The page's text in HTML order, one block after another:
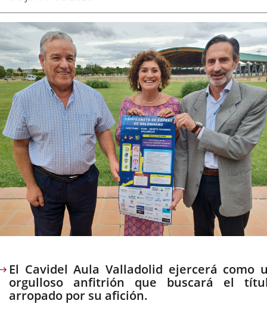
externa.externa.
la
noticia
El Cavidel Aula Valladolid ejercerá como
orgulloso anfitrión que buscará el
arropado por su afición.